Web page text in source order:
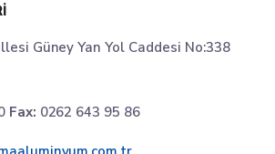
Güney Yan Yol Caddesi No:338
Fax: 0262 643 95 86